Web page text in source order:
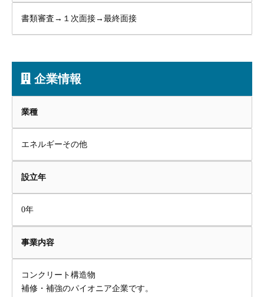
書類審査→１次面接→最終面接
企業情報
業種
エネルギーその他
設立年
0年
事業内容
コンクリート構造物
補修・補強のパイオニア企業です。